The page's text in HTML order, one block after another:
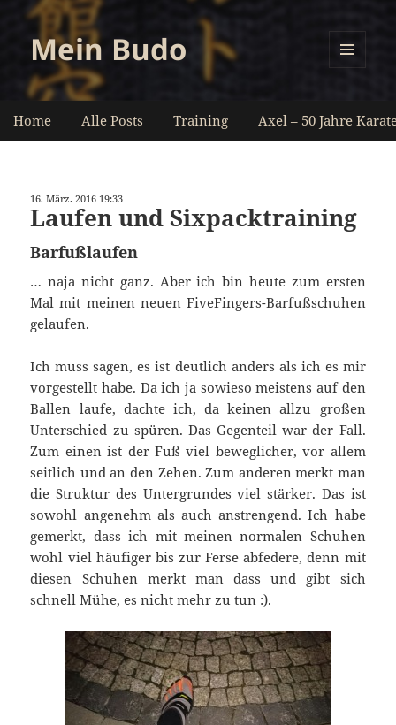
Mein Budo
Home Alle Posts Training Axel – 50 Jahre
16. März. 2016 19:33
Laufen und Sixpacktraining
Barfußlaufen
… naja nicht ganz. Aber ich bin heute zum ersten
Mal mit meinen neuen FiveFingers-Barfußschuhen
gelaufen.
Ich muss sagen, es ist deutlich anders als ich es mir
vorgestellt habe. Da ich ja sowieso meistens auf den
Ballen laufe, dachte ich, da keinen allzu großen
Unterschied zu spüren. Das Gegenteil war der Fall.
Zum einen ist der Fuß viel beweglicher, vor allem
seitlich und an den Zehen. Zum anderen merkt man
die Struktur des Untergrundes viel stärker. Das ist
sowohl angenehm als auch anstrengend. Ich habe
gemerkt, dass ich mit meinen normalen Schuhen
wohl viel häufiger bis zur Ferse abfedere, denn mit
diesen Schuhen merkt man dass und gibt sich
schnell Mühe, es nicht mehr zu tun :).